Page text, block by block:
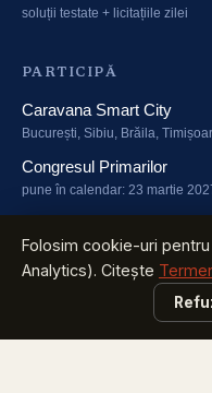
Folosim cookie-uri
Analytics). Citește
soluții testate + licitațiile zilei
PARTICIPĂ
Caravana Smart City
București, Sibiu, Brăila,
Congresul Primarilor
pune în calendar: 23 martie
fondurile și tehnologiile
Știri Smart